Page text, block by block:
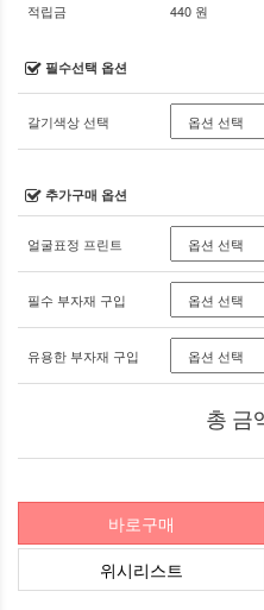
적립금 440 원
필수선택 옵션
갈기색상 선택
추가구매 옵션
얼굴표정 프린트
필수 부자재 구입
유용한 부자재 구입
총 금
바로구매
위시리스트